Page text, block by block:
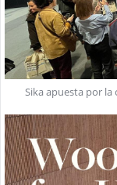
Sika apuesta por la